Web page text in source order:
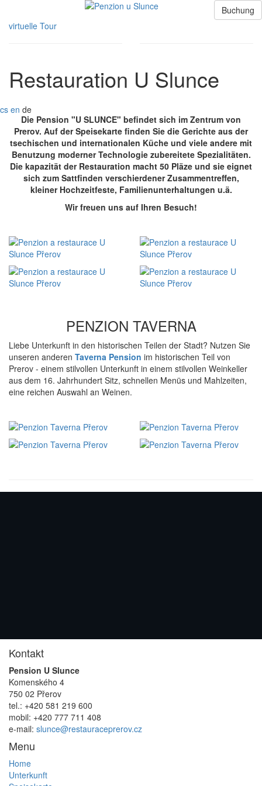
Hauptinhalt.
cs en de
Buchung
virtuelle Tour
Restauration U Slunce
Die Pension "U SLUNCE" befindet sich im Zentrum von
Prerov. Auf der Speisekarte finden Sie die Gerichte aus der
tsechischen und internationalen Küche und viele andere mit
Benutzung moderner Technologie zubereitete Spezialitäten.
Die kapazität der Restauration macht 50 Pläze und sie eignet
sich zum Sattfinden verschierdener Zusammentreffen,
kleiner Hochzeitfeste, Familienunterhaltungen u.ä.
Wir freuen uns auf Ihren Besuch!
PENZION TAVERNA
Liebe Unterkunft in den historischen Teilen der Stadt? Nutzen Sie
unseren anderen Taverna Pension im historischen Teil von
Prerov - einem stilvollen Unterkunft in einem stilvollen Weinkeller
aus dem 16. Jahrhundert Sitz, schnellen Menüs und Mahlzeiten,
eine reichen Auswahl an Weinen.
Kontakt
Pension U Slunce
Komenského 4
750 02 Přerov
tel.: +420 581 219 600
mobil: +420 777 711 408
e-mail: slunce@restauraceprerov.cz
Menu
Home
Unterkunft